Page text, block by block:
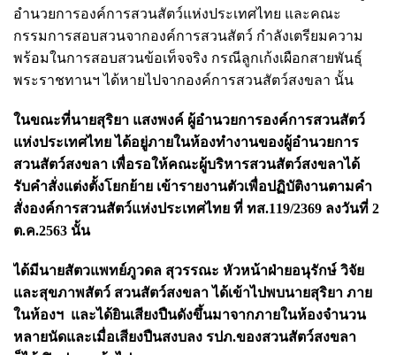
อำนวยการองค์การสวนสัตว์แห่งประเทศไทย และคณะ
กรรมการสอบสวนจากองค์การสวนสัตว์ กำลังเตรียมความ
พร้อมในการสอบสวนข้อเท็จจริง กรณีลูกเก้งเผือกสายพันธุ์
พระราชทานฯ ได้หายไปจากองค์การสวนสัตว์สงขลา นั้น
ในขณะที่นายสุริยา แสงพงค์ ผู้อำนวยการองค์การสวนสัตว์
แห่งประเทศไทย ได้อยู่ภายในห้องทำงานของผู้อำนวยการ
สวนสัตว์สงขลา เพื่อรอให้คณะผู้บริหารสวนสัตว์สงขลาได้
รับคำสั่งแต่งตั้งโยกย้าย เข้ารายงานตัวเพื่อปฏิบัติงานตามคำ
สั่งองค์การสวนสัตว์แห่งประเทศไทย ที่ ทส.119/2369 ลงวันที่ 2
ต.ค.2563 นั้น
ได้มีนายสัตวแพทย์ภูวดล สุวรรณะ หัวหน้าฝ่ายอนุรักษ์ วิจัย
และสุขภาพสัตว์ สวนสัตว์สงขลา ได้เข้าไปพบนายสุริยา ภาย
ในห้องฯ และได้ยินเสียงปืนดังขึ้นมาจากภายในห้องจำนวน
หลายนัดและเมื่อเสียงปืนสงบลง รปภ.ของสวนสัตว์สงขลา